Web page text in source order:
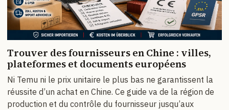
Trouver des fournisseurs en Chine : villes,
plateformes et documents européens
Ni Temu ni le prix unitaire le plus bas ne garantissent la
réussite d’un achat en Chine. Ce guide va de la région de
production et du contrôle du fournisseur jusqu’aux